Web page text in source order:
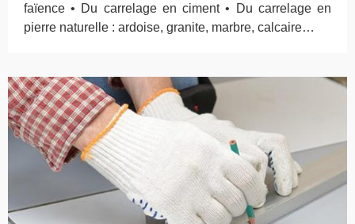
faïence • Du carrelage en ciment • Du carrelage en
pierre naturelle : ardoise, granite, marbre, calcaire…